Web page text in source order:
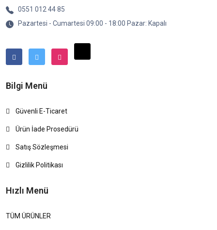
0551 012 44 85
Pazartesi - Cumartesi 09:00 - 18:00 Pazar: Kapalı
Bilgi Menü
Güvenli E-Ticaret
Ürün İade Prosedürü
Satış Sözleşmesi
Gizlilik Politikası
Hızlı Menü
TÜM ÜRÜNLER